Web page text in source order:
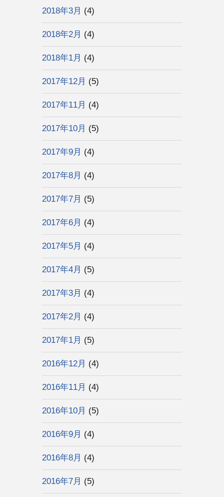
2018年3月 (4)
2018年2月 (4)
2018年1月 (4)
2017年12月 (5)
2017年11月 (4)
2017年10月 (5)
2017年9月 (4)
2017年8月 (4)
2017年7月 (5)
2017年6月 (4)
2017年5月 (4)
2017年4月 (5)
2017年3月 (4)
2017年2月 (4)
2017年1月 (5)
2016年12月 (4)
2016年11月 (4)
2016年10月 (5)
2016年9月 (4)
2016年8月 (4)
2016年7月 (5)